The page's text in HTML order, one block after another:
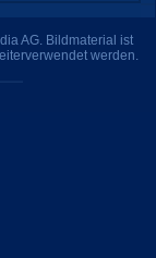
AG. Bildmaterial ist
werden.